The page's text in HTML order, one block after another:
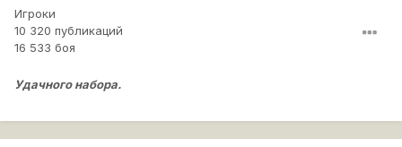
Игроки
10 320 публикаций
16 533 боя
Удачного набора.